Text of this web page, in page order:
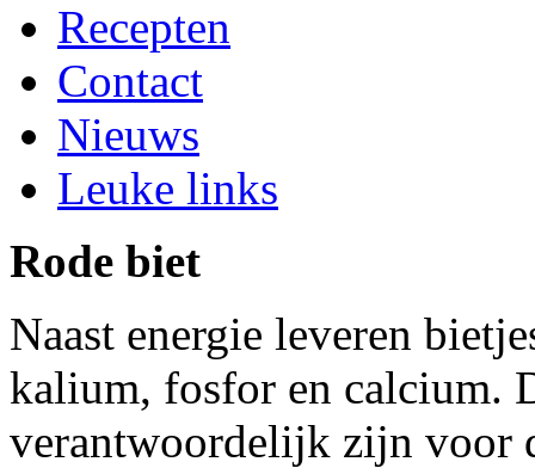
Recepten
Contact
Nieuws
Leuke links
Rode biet
Naast energie leveren
kalium, fosfor en calcium.
verantwoordelijk zijn voor